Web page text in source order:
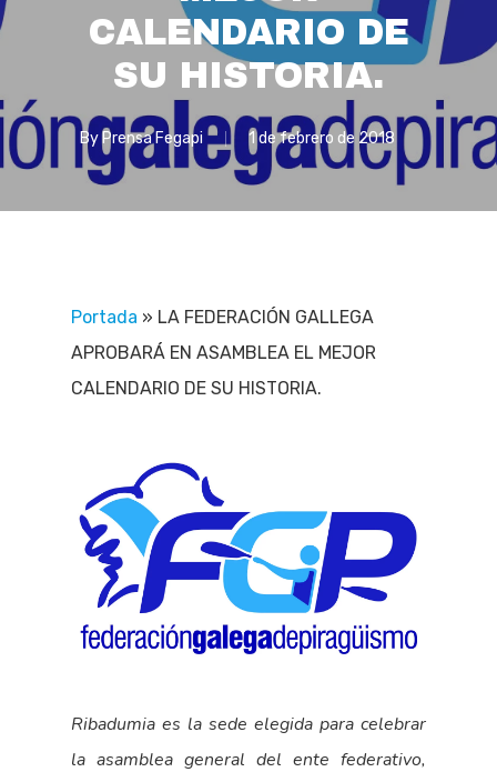
CALENDARIO DE
SU HISTORIA.
By Prensa Fegapi 1 de febrero de 2018
Portada » LA FEDERACIÓN GALLEGA
APROBARÁ EN ASAMBLEA EL MEJOR
CALENDARIO DE SU HISTORIA.
Ribadumia es la sede elegida para celebrar
la asamblea general del ente federativo,